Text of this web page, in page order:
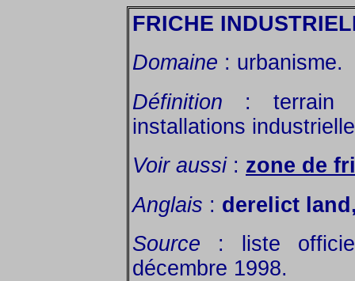
FRICHE
Domaine : urbanisme.
Définition : terrain
installations
Voir aussi: zone de
Anglais : derelict
Source : liste
décembre 1998.